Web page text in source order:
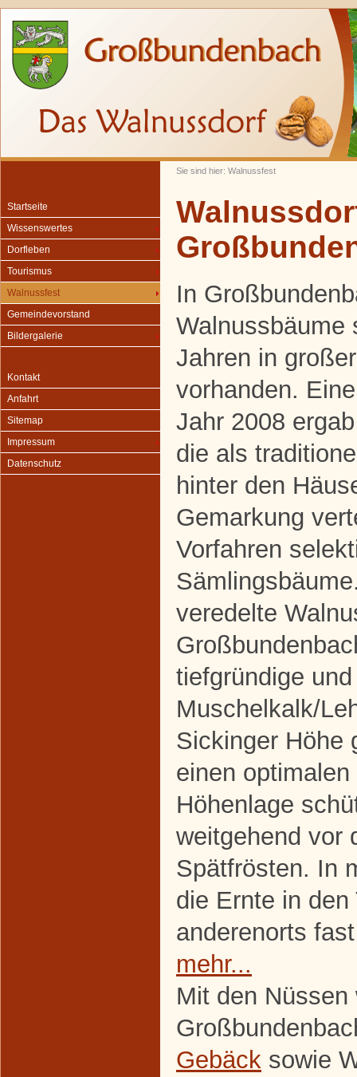
Sie sind hier: Walnussfest
Startseite
Wissenswertes
Dorfleben
Tourismus
Walnussfest
Gemeindevorstand
Bildergalerie
Kontakt
Anfahrt
Sitemap
Impressum
Datenschutz
In
Walnussbäume
Jahren in
vorhanden.
Jahr 2008
die als
hinter den
Gemarkung
Vorfahren
veredelte
tiefgründige
Muschelkalk/
Sickinger Höhe
einen
Höhenlage
weitgehend vor
Spätfrösten. In
die Ernte in den
anderenorts
mehr...
Mit den
Gebäck sowie